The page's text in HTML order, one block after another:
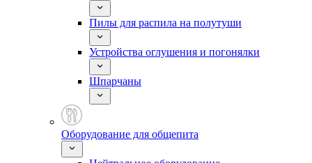
Пилы для распила на полутуши
Устройства оглушения и погонялки
Шпарчаны
Оборудование для общепита